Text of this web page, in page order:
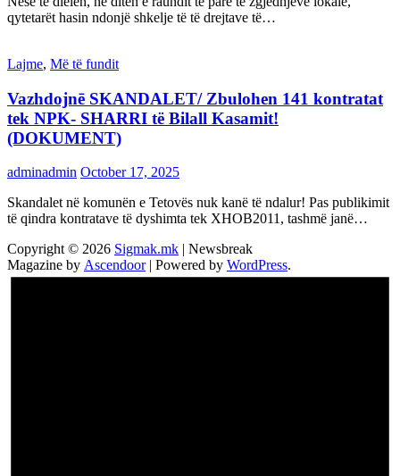
qytetarët hasin ndonjë shkelje të të drejtave të…
Lajme, Më të fundit
Vazhdojnē SKANDALET/ Zbulohen 141 kontratat
tek NPK- SHARRI të Bilall Kasamit!
(DOKUMENT)
adminadmin October 17, 2025
Skandalet në komunën e Tetovës nuk kanë të ndalur! Pas publikimit
të qindra kontratave të dyshimta tek XHOB2011, tashmë janë…
Copyright © 2026 Sigmak.mk | Newsbreak
Magazine by Ascendoor| Powered by WordPress.